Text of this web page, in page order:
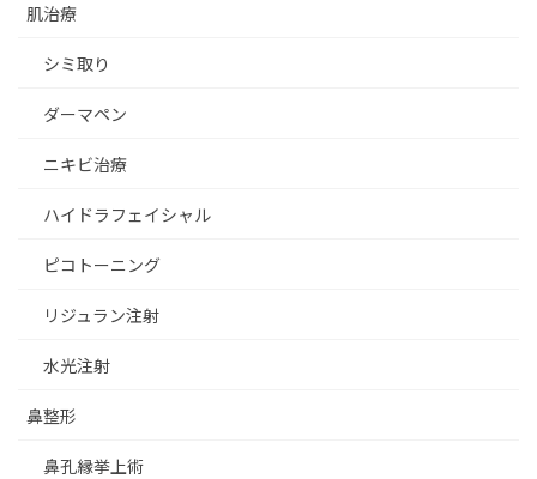
肌治療
シミ取り
ダーマペン
ニキビ治療
ハイドラフェイシャル
ピコトーニング
リジュラン注射
水光注射
鼻整形
鼻孔縁挙上術